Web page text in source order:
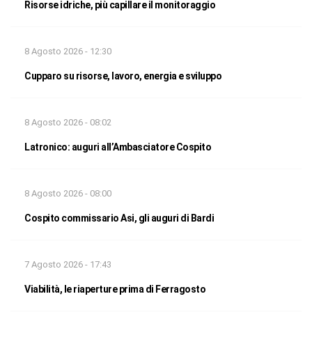
Risorse idriche, più capillare il monitoraggio
8 Agosto 2026 - 12:30
Cupparo su risorse, lavoro, energia e sviluppo
8 Agosto 2026 - 08:02
Latronico: auguri all’Ambasciatore Cospito
8 Agosto 2026 - 08:00
Cospito commissario Asi, gli auguri di Bardi
7 Agosto 2026 - 17:43
Viabilità, le riaperture prima di Ferragosto